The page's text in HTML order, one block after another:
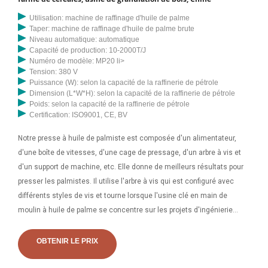
d'huile de palmiste sont fabriquées en Haïti avec
Utilisation: machine de raffinage d'huile de palme
Taper: machine de raffinage d'huile de palme brute
Niveau automatique: automatique
Capacité de production: 10-2000T/J
Numéro de modèle: MP20 li>
Tension: 380 V
Puissance (W): selon la capacité de la raffinerie de pétrole
Dimension (L*W*H): selon la capacité de la raffinerie de pétrole
Poids: selon la capacité de la raffinerie de pétrole
Certification: ISO9001, CE, BV
Notre presse à huile de palmiste est composée d'un alimentateur,
d'une boîte de vitesses, d'une cage de pressage, d'un arbre à vis et
d'un support de machine, etc. Elle donne de meilleurs résultats pour
presser les palmistes. Il utilise l'arbre à vis qui est configuré avec
différents styles de vis et tourne lorsque l'usine clé en main de
moulin à huile de palme se concentre sur les projets d'ingénierie
presse à huile de fruit de palme fraîche et d'huile de palmiste. usine
d'extraction, huile de palme et amp; usine de raffinerie d'huile de
OBTENIR LE PRIX